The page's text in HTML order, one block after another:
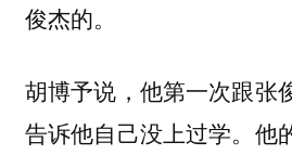
俊杰的。
胡博予说，他第一次跟张
告诉他自己没上过学。他